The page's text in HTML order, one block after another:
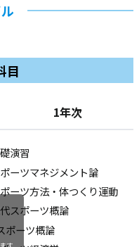
目
1年次
演習
ーツマネジメント論
ーツ方法・体つくり運動
スポーツ概論
ポーツ概論